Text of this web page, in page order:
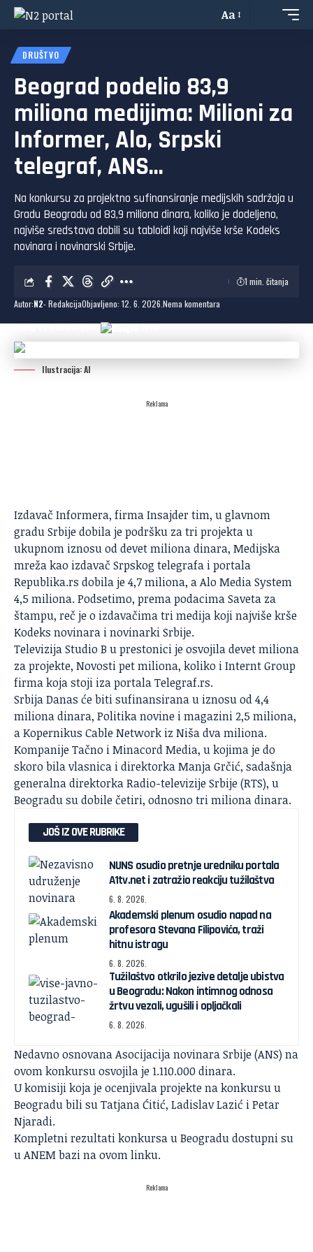
Aa
DRUŠTVO
Beograd podelio 83,9
miliona medijima: Milioni za
Informer, Alo, Srpski
telegraf, ANS…
Na konkursu za projektno sufinansiranje medijskih sadržaja u
Gradu Beogradu od 83,9 miliona dinara, koliko je dodeljeno,
najviše sredstava dobili su tabloidi koji najviše krše Kodeks
novinara i novinarski Srbije.
Autor:N2- RedakcijaObjavljeno: 12. 6. 2026. Nema komentara
1 min. čitanja
Dodaj N2 kao omiljeni izvor
Ilustracija: AI
Reklama
Izdavač Informera, firma Insajder tim, u glavnom
gradu Srbije dobila je podršku za tri projekta u
ukupnom iznosu od devet miliona dinara, Medijska
mreža kao izdavač Srpskog telegrafa i portala
Republika.rs dobila je 4,7 miliona, a Alo Media System
4,5 miliona. Podsetimo, prema podacima Saveta za
štampu, reč je o izdavačima tri medija koji najviše krše
Kodeks novinara i novinarki Srbije.
Televizija Studio B u prestonici je osvojila devet miliona
za projekte, Novosti pet miliona, koliko i Internt Group
firma koja stoji iza portala Telegraf.rs.
Srbija Danas će biti sufinansirana u iznosu od 4,4
miliona dinara, Politika novine i magazini 2,5 miliona,
a Kopernikus Cable Network iz Niša dva miliona.
Kompanije Tačno i Minacord Media, u kojima je do
skoro bila vlasnica i direktorka Manja Grčić, sadašnja
generalna direktorka Radio-televizije Srbije (RTS), u
Beogradu su dobile četiri, odnosno tri miliona dinara.
JOŠ IZ OVE RUBRIKE
NUNS osudio pretnje uredniku portala
A1tv.net i zatražio reakciju tužilaštva
6. 8. 2026.
Akademski plenum osudio napad na
profesora Stevana Filipovića, traži
hitnu istragu
6. 8. 2026.
Tužilaštvo otkrilo jezive detalje ubistva
u Beogradu: Nakon intimnog odnosa
žrtvu vezali, ugušili i opljačkali
6. 8. 2026.
Nedavno osnovana Asocijacija novinara Srbije (ANS) na
ovom konkursu osvojila je 1.110.000 dinara.
U komisiji koja je ocenjivala projekte na konkursu u
Beogradu bili su Tatjana Ćitić, Ladislav Lazić i Petar
Njaradi.
Kompletni rezultati konkursa u Beogradu dostupni su
uANEMbazi naovom linku.
Reklama